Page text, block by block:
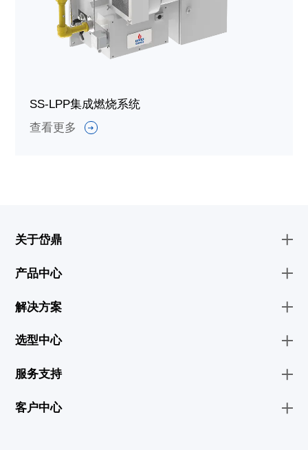
SS-LPP集成燃烧系统
查看更多
关于岱鼎
产品中心
解决方案
选型中心
服务支持
客户中心